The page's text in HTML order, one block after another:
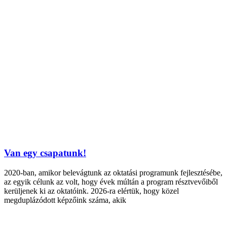
Van egy csapatunk!
2020-ban, amikor belevágtunk az oktatási programunk fejlesztésébe,
az egyik célunk az volt, hogy évek múltán a program résztvevőiből
kerüljenek ki az oktatóink. 2026-ra elértük, hogy közel
megduplázódott képzőink száma, akik